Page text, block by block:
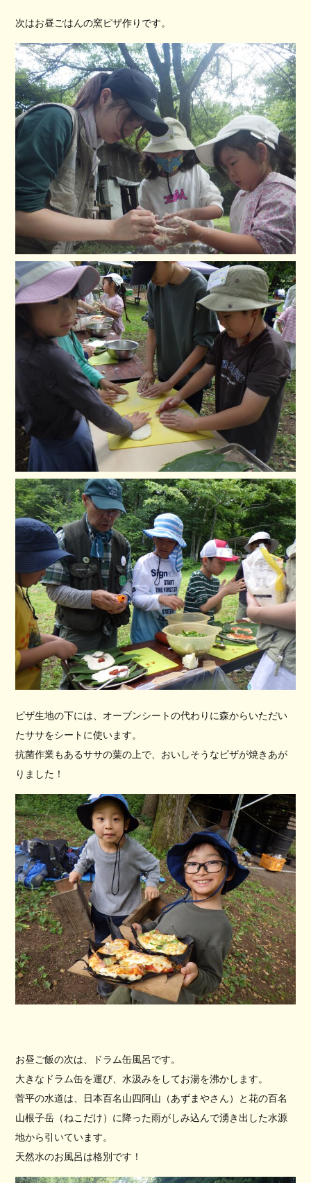
次はお昼ごはんの窯ピザ作りです。
ピザ生地の下には、オーブンシートの代わりに森からいただい
たササをシートに使います。
抗菌作業もあるササの葉の上で、おいしそうなピザが焼きあが
りました！
お昼ご飯の次は、ドラム缶風呂です。
大きなドラム缶を運び、水汲みをしてお湯を沸かします。
菅平の水道は、日本百名山四阿山（あずまやさん）と花の百名
山根子岳（ねこだけ）に降った雨がしみ込んで湧き出した水源
地から引いています。
天然水のお風呂は格別です！